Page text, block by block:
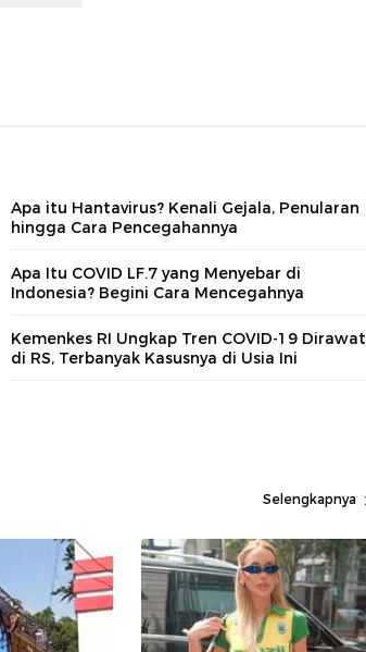
Apa itu Hantavirus? Kenali Gejala, Penularan
hingga Cara Pencegahannya
Apa Itu COVID LF.7 yang Menyebar di
Indonesia? Begini Cara Mencegahnya
Kemenkes RI Ungkap Tren COVID-19 Dirawat
di RS, Terbanyak Kasusnya di Usia Ini
Selengkapnya